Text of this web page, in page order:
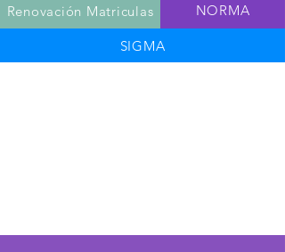
Renovación Matriculas
SIGMA
NORMA